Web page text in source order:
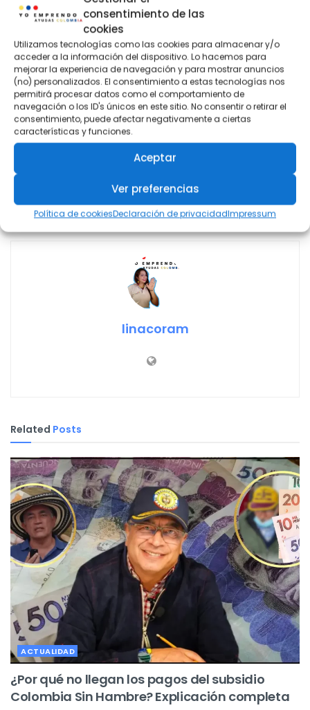
consentimiento de las
cookies
Utilizamos tecnologías como las cookies para almacenar y/o
acceder a la información del dispositivo. Lo hacemos para
mejorar la experiencia de navegación y para mostrar anuncios
(no) personalizados. El consentimiento a estas tecnologías nos
permitirá procesar datos como el comportamiento de
navegación o los ID's únicos en este sitio. No consentir o retirar el
consentimiento, puede afectar negativamente a ciertas
características y funciones.
Aceptar
Ver preferencias
Política de cookiesDeclaración de privacidadImpressum
las inscripciones para la séptima convocatoria de la
Alianza Económica para el Empleo de Mujeres y
Jóvenes. Tenga en cuenta que se lanzarán nuevos
programas educativos durante la llamada. ¡Te
aconsejamos que tengas mucho cuidado!
Si tienes alguna duda o inquietud envíala al correo:
alianzaempresarial@comfama.com.co o escríbenos vía
WhatsApp al 3103016666 Opción: 1 – 4 – 4.
#comfama #becaseducativas #formacionlaboral #sena
#inscripciones
linacoram
Related Posts
ACTUALIDAD
¿Por qué no llegan los pagos del subsidio
Colombia Sin Hambre? Explicación completa